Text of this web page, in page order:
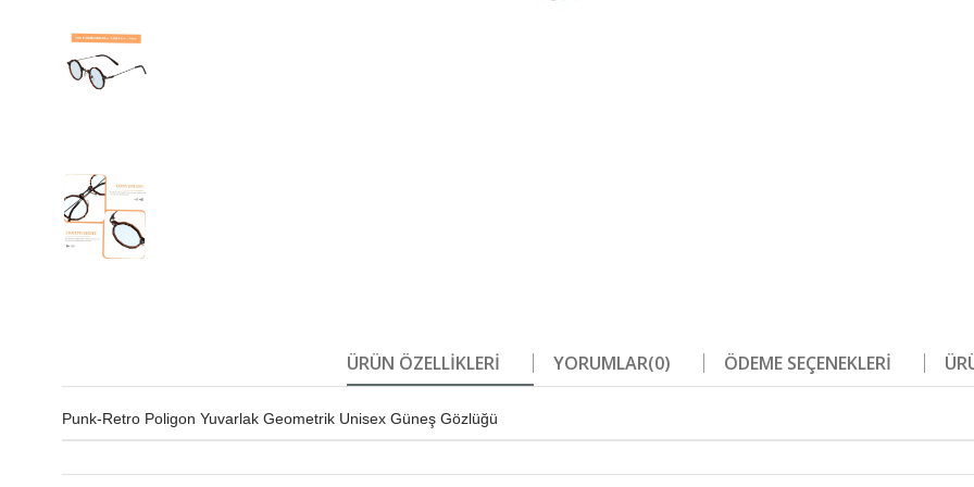
ÜRÜN ÖZELLIKLERI YORUMLAR(0) ÖDEME SEÇENEKLERI
Punk-Retro Poligon Yuvarlak Geometrik Unisex Güneş Gözlüğü